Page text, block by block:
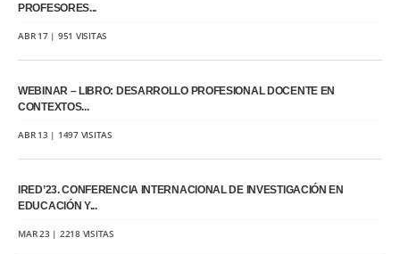
PROFESORES...
ABR 17 | 951 VISITAS
WEBINAR – LIBRO: DESARROLLO PROFESIONAL DOCENTE EN
CONTEXTOS...
ABR 13 | 1497 VISITAS
IRED’23. CONFERENCIA INTERNACIONAL DE INVESTIGACIÓN EN
EDUCACIÓN Y...
MAR 23 | 2218 VISITAS